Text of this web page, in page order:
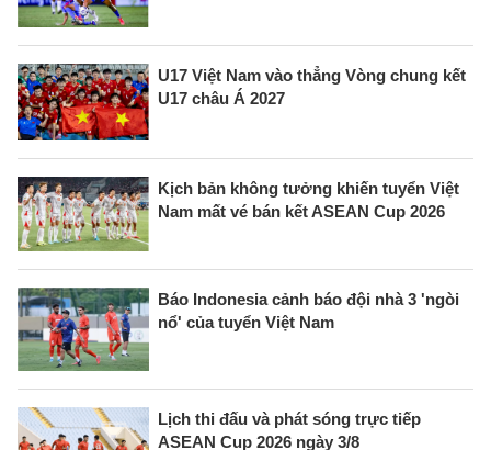
U17 Việt Nam vào thẳng Vòng chung kết
U17 châu Á 2027
Kịch bản không tưởng khiến tuyển Việt
Nam mất vé bán kết ASEAN Cup 2026
Báo Indonesia cảnh báo đội nhà 3 'ngòi
nổ' của tuyển Việt Nam
Lịch thi đấu và phát sóng trực tiếp
ASEAN Cup 2026 ngày 3/8